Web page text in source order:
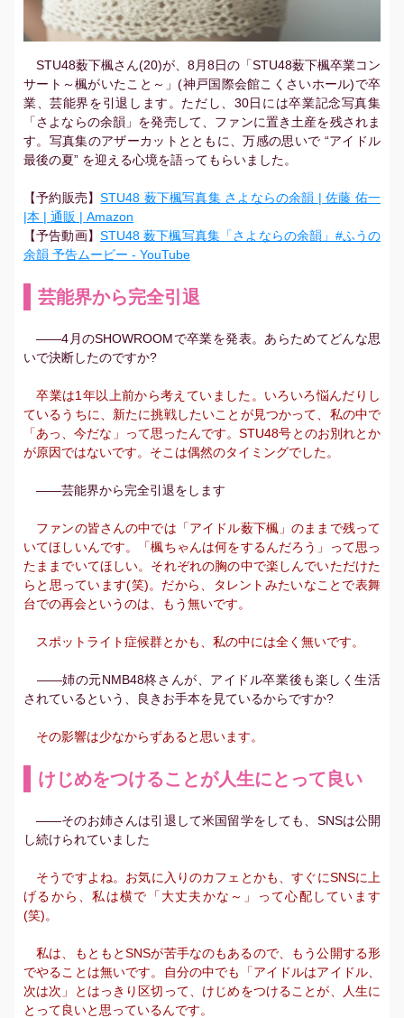
STU48薮下楓さん(20)が、8月8日の「STU48薮下楓卒業コン
サート～楓がいたこと～」(神戸国際会館こくさいホール)で卒
業、芸能界を引退します。ただし、30日には卒業記念写真集
「さよならの余韻」を発売して、ファンに置き土産を残されま
す。写真集のアザーカットとともに、万感の思いで “アイドル
最後の夏” を迎える心境を語ってもらいました。
【予約販売】STU48 薮下楓写真集 さよならの余韻 | 佐藤 佑一
|本 | 通販 | Amazon
【予告動画】 STU48 薮下楓写真集「さよならの余韻」#ふうの
余韻 予告ムービー - YouTube
芸能界から完全引退
――4月のSHOWROOMで卒業を発表。あらためてどんな思
いで決断したのですか?
卒業は1年以上前から考えていました。いろいろ悩んだりし
ているうちに、新たに挑戦したいことが見つかって、私の中で
「あっ、今だな」って思ったんです。STU48号とのお別れとか
が原因ではないです。そこは偶然のタイミングでした。
――芸能界から完全引退をします
ファンの皆さんの中では「アイドル薮下楓」のままで残って
いてほしいんです。「楓ちゃんは何をするんだろう」って思っ
たままでいてほしい。それぞれの胸の中で楽しんでいただけた
らと思っています(笑)。だから、タレントみたいなことで表舞
台での再会というのは、もう無いです。
スポットライト症候群とかも、私の中には全く無いです。
――姉の元NMB48柊さんが、アイドル卒業後も楽しく生活
されているという、良きお手本を見ているからですか?
その影響は少なからずあると思います。
けじめをつけることが人生にとって良い
――そのお姉さんは引退して米国留学をしても、SNSは公開
し続けられていました
そうですよね。お気に入りのカフェとかも、すぐにSNSに上
げるから、私は横で「大丈夫かな～」って心配しています
(笑)。
私は、もともとSNSが苦手なのもあるので、もう公開する形
でやることは無いです。自分の中でも「アイドルはアイドル、
次は次」とはっきり区切って、けじめをつけることが、人生に
とって良いと思っているんです。